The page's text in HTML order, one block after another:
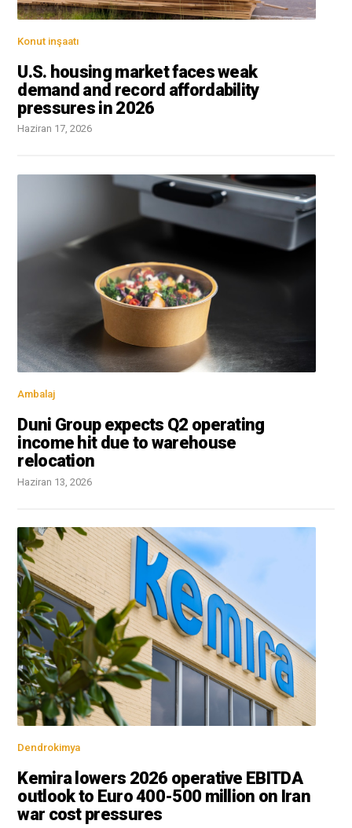
Konut inşaatı
U.S. housing market faces weak
demand and record affordability
pressures in 2026
Haziran 17, 2026
Ambalaj
Duni Group expects Q2 operating
income hit due to warehouse
relocation
Haziran 13, 2026
Dendrokimya
Kemira lowers 2026 operative EBITDA
outlook to Euro 400-500 million on Iran
war cost pressures